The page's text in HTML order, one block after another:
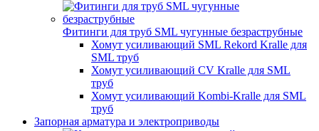
Фитинги для труб SML чугунные безраструбные
Хомут усиливающий SML Rekord Kralle для
SML труб
Хомут усиливающий CV Kralle для SML
труб
Хомут усиливающий Kombi-Kralle для SML
труб
Запорная арматура и электроприводы